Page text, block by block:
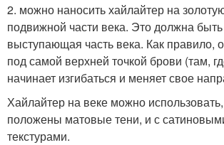
2. можно наносить хайлайтер на
подвижной части века. Это должна
выступающая часть века. Как правило,
под самой верхней точкой брови (там,
начинает изгибаться и меняет свое
Хайлайтер на веке можно
положены матовые тени, и с
текстурами.